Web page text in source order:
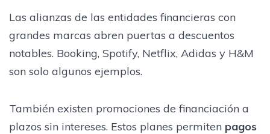
Las alianzas de las entidades financieras con
grandes marcas abren puertas a descuentos
notables. Booking, Spotify, Netflix, Adidas y H&M
son solo algunos ejemplos.
También existen promociones de financiación a
plazos sin intereses. Estos planes permiten pagos